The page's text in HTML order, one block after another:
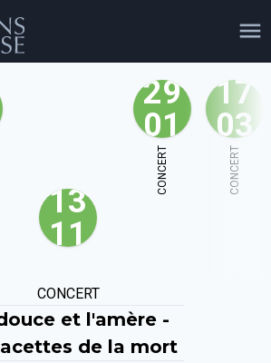
shop
facebook
13
11
29
01
CONCERT
17
03
CONCERT
CONCERT
et l'amère -
de la mort